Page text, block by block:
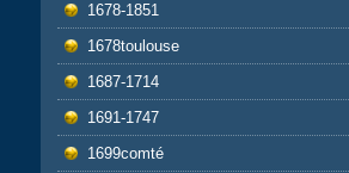
1678-1851
1678toulouse
1687-1714
1691-1747
1699comté